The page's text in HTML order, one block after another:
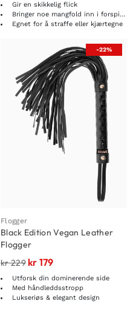
Gir en skikkelig flick
Bringer noe mangfold inn i forspillet ditt
Egnet for å straffe eller kjærtegne
-22%
Flogger
Black Edition Vegan Leather
Flogger
kr229 kr 179
Utforsk din dominerende side
Med håndleddsstropp
Lukseriøs & elegant design